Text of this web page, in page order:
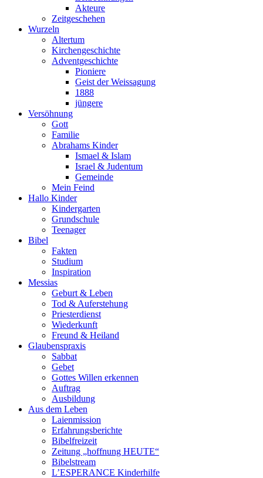
Akteure
Zeitgeschehen
Wurzeln
Altertum
Kirchengeschichte
Adventgeschichte
Pioniere
Geist der Weissagung
1888
jüngere
Versöhnung
Gott
Familie
Abrahams Kinder
Ismael & Islam
Israel & Judentum
Gemeinde
Mein Feind
Hallo Kinder
Kindergarten
Grundschule
Teenager
Bibel
Fakten
Studium
Inspiration
Messias
Geburt & Leben
Tod & Auferstehung
Priesterdienst
Wiederkunft
Freund & Heiland
Glaubenspraxis
Sabbat
Gebet
Gottes Willen erkennen
Auftrag
Ausbildung
Aus dem Leben
Laienmission
Erfahrungsberichte
Bibelfreizeit
Zeitung „hoffnung HEUTE“
Bibelstream
L’ESPERANCE Kinderhilfe